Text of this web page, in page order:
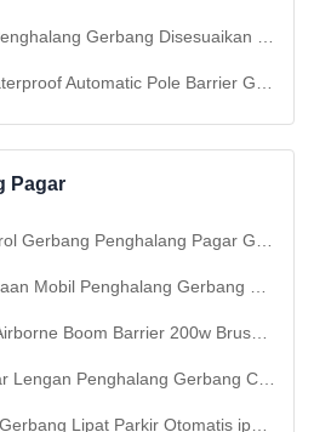
Cerdas Parkir Tempat Akses Kontrol Anti Smashing
Pole Barrier Gate Untuk Lot Parkir 370*260*1135.5mm
Pagar
Penghalang Pagar Ganda 4.5m Panjang Boom
Gerbang Pagar Lengan Lalu Lintas Boom Penghalang 160w
Barrier 200w Brushless DC Motor Fence Jenis
Gerbang CE EMC Panjang Ledakan 3-6m
Lipat Parkir Otomatis ip42 Panjang Boom 6m